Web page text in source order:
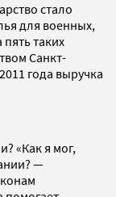
стало
для военных,
таких
Санкт-
года выручка
«Как я мог,
—